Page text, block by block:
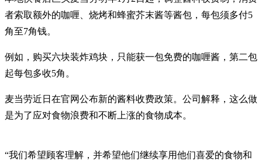
者索取额外的咖喱、烧烤和蜂蜜芥末酱等酱包，每包须多付5
角至7角钱。
例如，购买六块装炸鸡块，只能获一包免费的咖喱酱，第二包
起每包多收5角。
麦当劳近日在官网公布新的酱料收费政策。公司解释，这么做
是为了应对食物浪费和不断上涨的食物成本。
“我们希望顾客理解，并希望他们继续享用他们喜爱的食物和